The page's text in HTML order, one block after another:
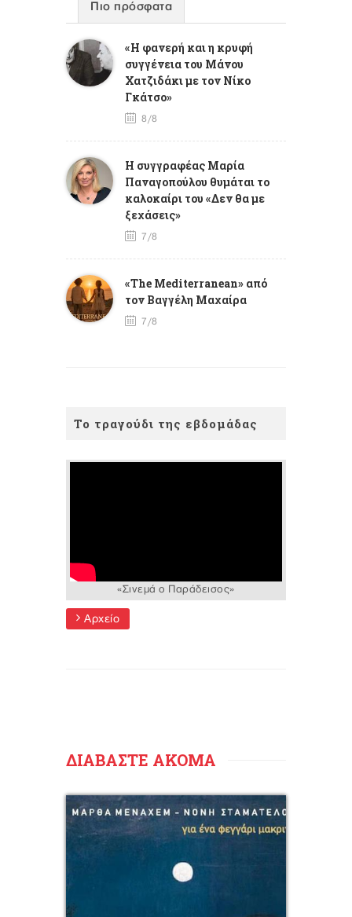
Πιο πρόσφατα
«Η φανερή και η κρυφή
συγγένεια του Μάνου
Χατζιδάκι με τον Νίκο
Γκάτσο»
8/8
Η συγγραφέας Μαρία
Παναγοπούλου θυμάται το
καλοκαίρι του «Δεν θα με
ξεχάσεις»
7/8
«The Mediterranean» από
τον Βαγγέλη Μαχαίρα
7/8
Το τραγούδι της εβδομάδας
«Σινεμά ο Παράδεισος»
Αρχείο
ΔΙΑΒΑΣΤΕ ΑΚΟΜΑ